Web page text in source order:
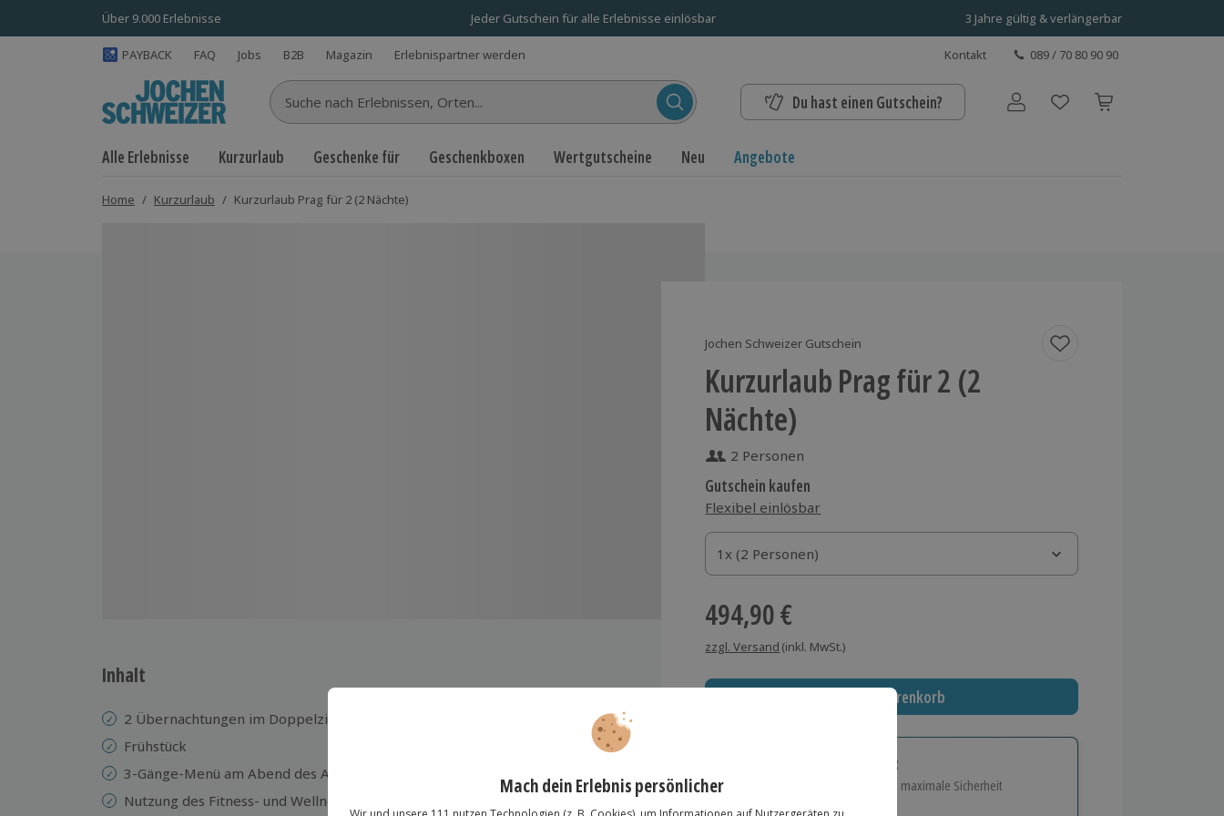
Über 9.000 Erlebnisse Jeder Gutschein für alle Erlebnisse einlösbar 3 Jahre gültig & verlängerbar
PAYBACK FAQ Jobs B2B Magazin Erlebnispartner werden Kontakt 089 / 70 80 90 90
Suche nach Erlebnissen... Du hast einen Gutschein? Benutzerkonto
Alle Erlebnisse Kurzurlaub Geschenke für Geschenkboxen Wertgutscheine Neu Angebote
Home / Kurzurlaub / Kurzurlaub Prag für 2 (2 Nächte)
Jochen Schweizer Gutschein
Kurzurlaub Prag für 2 (2
Nächte)
2 Personen
Gutschein kaufen
Flexibel einlösbar
1x (2 Personen)
1x (2 Personen)
1x (2 Personen)
494,90 €
zzgl. Versand (inkl. MwSt.)
In den Warenkorb
Immer das richtige Geschenk:
Große Auswahl, volle Flexibilität und maximale Sicherheit
Inhalt
2 Übernachtungen im Doppelzimmer im 4* NH Collection Prague
Frühstück
3-Gänge-Menü am Abend des Anreisetages im U Fleku
Nutzung des Fitness- und Wellnessbereichs (Sauna, Pool)